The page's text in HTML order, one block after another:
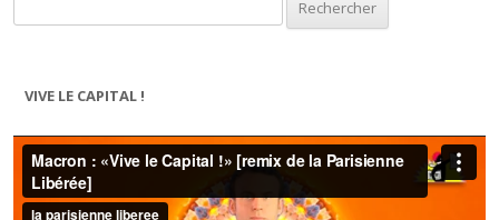
VIVE LE CAPITAL !
Lecteur
vidéo